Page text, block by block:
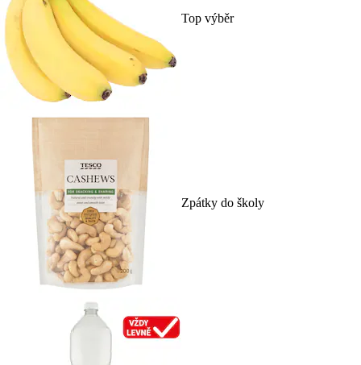
Top výběr
Zpátky do školy